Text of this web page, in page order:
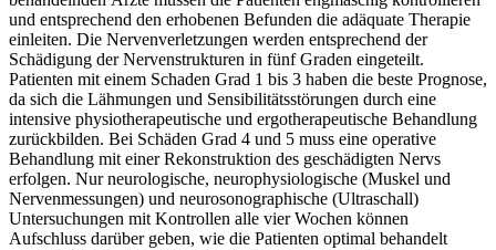
und entsprechend den erhobenen Befunden die adäquate Therapie
einleiten. Die Nervenverletzungen werden entsprechend der
Schädigung der Nervenstrukturen in fünf Graden eingeteilt.
Patienten mit einem Schaden Grad 1 bis 3 haben die beste Prognose,
da sich die Lähmungen und Sensibilitätsstörungen durch eine
intensive physiotherapeutische und ergotherapeutische Behandlung
zurückbilden. Bei Schäden Grad 4 und 5 muss eine operative
Behandlung mit einer Rekonstruktion des geschädigten Nervs
erfolgen. Nur neurologische, neurophysiologische (Muskel und
Nervenmessungen) und neurosonographische (Ultraschall)
Untersuchungen mit Kontrollen alle vier Wochen können
Aufschluss darüber geben, wie die Patienten optimal behandelt